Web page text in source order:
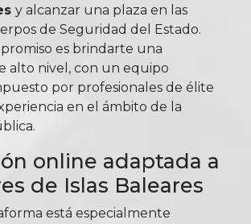
y alcanzar una plaza en las
de Seguridad del Estado.
es brindarte una
alto nivel, con un equipo
por profesionales de élite
en el ámbito de la
online adaptada a
de Islas Baleares
está especialmente